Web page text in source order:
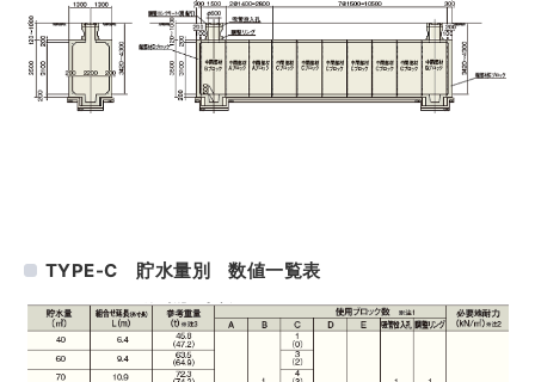
TYPE-C 貯水量別 数値一覧表